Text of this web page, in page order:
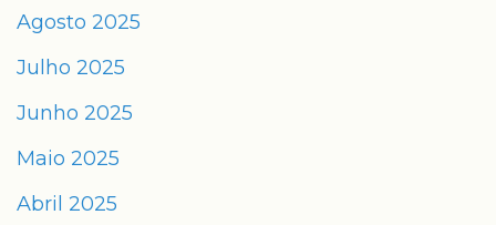
Agosto 2025
Julho 2025
Junho 2025
Maio 2025
Abril 2025